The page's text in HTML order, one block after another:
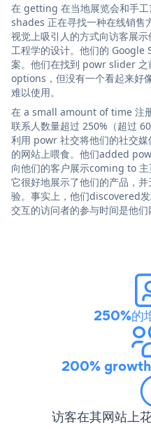
在 getting 在当地展览会和手
shades 正在寻找一种在线销
视觉上吸引人的方式向访客展
工程学的设计。他们的 Google
案。他们在找到 powr slider
options，但没有一个看起来好
难以使用。
在 a small amount of time 注
联系人数量超过 250%（超过
利用 powr 社交将他们的社交
的网站上喂食。他们added
向他们的客户展示coming to 主
它很好地展示了他们的产品，
验。事实上，他们discovered
交互的访问者的参与时间是他们
250%的
200% growth
访客在其网站上